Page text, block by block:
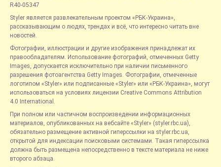
R40-05347
Styler является развлекательным проектом «РБК-Украина»,
рассказывающим о людях, трендах и всё, что интересно читать вне
новостей.
Фотографии, иллюстрации и другие изображения принадлежат их
правообладателям. Использование фотографий, отмеченных Getty
Images, допускается исключительно при наличии письменного
разрешения фотоагентства Getty Images. Фотографии, отмеченные
логотипом «Styler» или подписанные «Styler» или «РБК-Украина», могут
использоваться на условиях лицензии Creative Commons Attribution
4.0 International.
При полном или частичном воспроизведении информационных
материалов, опубликованных на вебсайте «Styler» (styler.rbc.ua),
обязательно размещение активной гиперссылки на styler.rbc.ua,
открытой для индексации поисковыми системами. Такая гиперссылка
должна быть размещена непосредственно в тексте материала не ниже
второго абзаца.